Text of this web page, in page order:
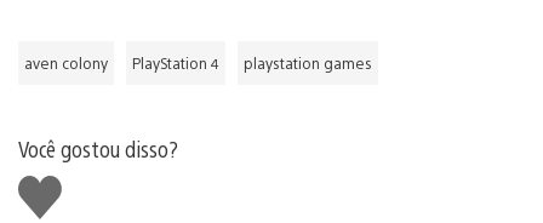
aven colony PlayStation 4 playstation games
Você gostou disso?
Curtir